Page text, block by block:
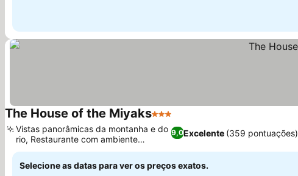
The House of the Miyaks3 Estrelas
9,0Excelente (359 pontuações)
Vistas panorâmicas da montanha e do
rio, Restaurante com ambiente
tradicional
Selecione as datas para ver os preços exatos.